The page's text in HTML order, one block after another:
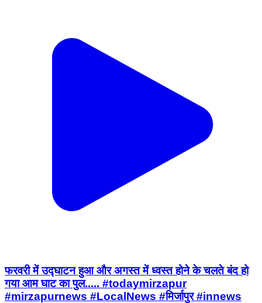
फरवरी में उद्घाटन हुआ और अगस्त में ध्वस्त होने के चलते बंद हो
गया आम घाट का पुल..... #todaymirzapur
#mirzapurnews #LocalNews #मिर्जापुर #innews